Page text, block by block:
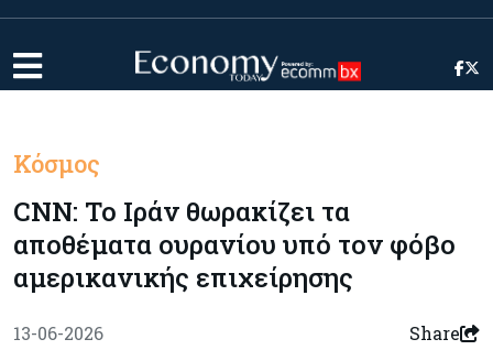
Κόσμος
CNN: Το Ιράν θωρακίζει τα
αποθέματα ουρανίου υπό τον φόβο
αμερικανικής επιχείρησης
13-06-2026 Share